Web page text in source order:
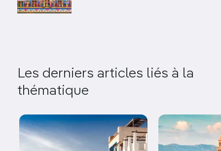
Les derniers articles liés à la
thématique